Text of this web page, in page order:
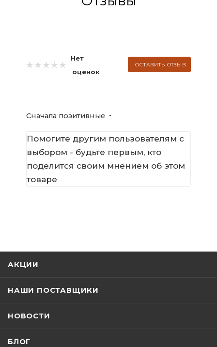
Нет
оценок
ОСТАВИТЬ ОТЗЫВ
Сначала позитивные
Помогите другим пользователям с
выбором - будьте первым, кто
поделится своим мнением об этом
товаре
АКЦИИ
НАШИ ПОСТАВЩИКИ
НОВОСТИ
БЛОГ